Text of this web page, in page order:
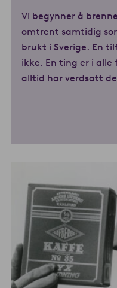
Vi begynner å
omtrent samtidig
brukt i Sverige. En
ikke. En ting er i
alltid har verdsatt